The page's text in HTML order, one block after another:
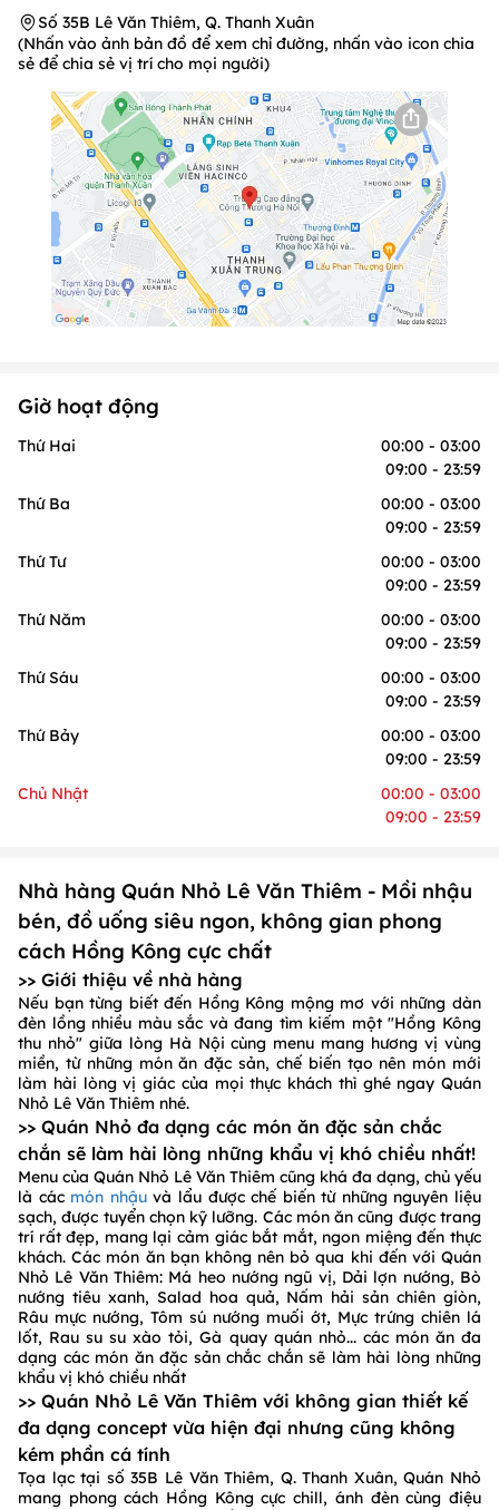
Số 35B Lê Văn Thiêm, Q. Thanh Xuân
(Nhấn vào ảnh bản đồ để xem chỉ đường, nhấn vào icon chia
sẻ để chia sẻ vị trí cho mọi người)
Giờ hoạt động
Thứ Hai
00:00 - 03:00
09:00 - 23:59
Thứ Ba
00:00 - 03:00
09:00 - 23:59
Thứ Tư
00:00 - 03:00
09:00 - 23:59
Thứ Năm
00:00 - 03:00
09:00 - 23:59
Thứ Sáu
00:00 - 03:00
09:00 - 23:59
Thứ Bảy
00:00 - 03:00
09:00 - 23:59
Chủ Nhật
00:00 - 03:00
09:00 - 23:59
Nhà hàng Quán Nhỏ Lê Văn Thiêm - Mồi nhậu
bén, đồ uống siêu ngon, không gian phong
cách Hồng Kông cực chất
>> Giới thiệu về nhà hàng
Nếu bạn từng biết đến Hồng Kông mộng mơ với những dàn
đèn lồng nhiều màu sắc và đang tìm kiếm một "Hồng Kông
thu nhỏ" giữa lòng Hà Nội cùng menu mang hương vị vùng
miền, từ những món ăn đặc sản, chế biến tạo nên món mới
làm hài lòng vị giác của mọi thực khách thì ghé ngay Quán
Nhỏ Lê Văn Thiêm nhé.
>> Quán Nhỏ đa dạng các món ăn đặc sản chắc
chắn sẽ làm hài lòng những khẩu vị khó chiều nhất!
Menu của Quán Nhỏ Lê Văn Thiêm cũng khá đa dạng, chủ yếu
là các món nhậuvà lẩu được chế biến từ những nguyên liệu
sạch, được tuyển chọn kỹ lưỡng. Các món ăn cũng được trang
trí rất đẹp, mang lại cảm giác bắt mắt, ngon miệng đến thực
khách. Các món ăn bạn không nên bỏ qua khi đến với Quán
Nhỏ Lê Văn Thiêm: Má heo nướng ngũ vị, Dải lợn nướng, Bò
nướng tiêu xanh, Salad hoa quả, Nấm hải sản chiên giòn,
Râu mực nướng, Tôm sú nướng muối ớt, Mực trứng chiên lá
lốt, Rau su su xào tỏi, Gà quay quán nhỏ... các món ăn đa
dạng các món ăn đặc sản chắc chắn sẽ làm hài lòng những
khẩu vị khó chiều nhất
>> Quán Nhỏ Lê Văn Thiêm với không gian thiết kế
đa dạng concept vừa hiện đại nhưng cũng không
kém phần cá tính
Tọa lạc tại số 35B Lê Văn Thiêm, Q. Thanh Xuân, Quán Nhỏ
mang phong cách Hồng Kông cực chill, ánh đèn cùng điệu